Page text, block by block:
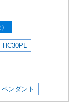
HC30PL
ンダント